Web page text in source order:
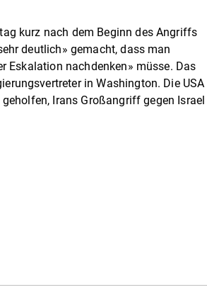
kurz nach dem Beginn des Angriffs
deutlich» gemacht, dass man
Eskalation nachdenken» müsse. Das
in Washington. Die USA
Irans Großangriff gegen Israel